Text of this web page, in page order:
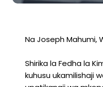
Na Joseph Mahumi,
Shirika la Fedha la
kuhusu ukamilishaji